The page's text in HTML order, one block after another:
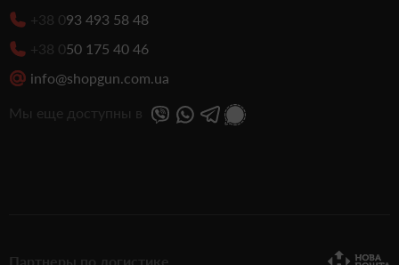
+38 093 493 58 48
+38 050 175 40 46
info@shopgun.com.ua
Мы еще доступны в
Партнеры по логистике